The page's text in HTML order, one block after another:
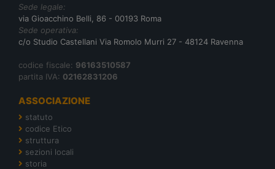
Sede legale:
via Gioacchino Belli, 86 - 00193 Roma
Sede operativa:
c/o Studio Castellani Via Romolo Murri 27 - 48124 Ravenna
codice fiscale: 96163510587
partita IVA: 02162831206
ASSOCIAZIONE
statuto
codice Etico
struttura
sezioni locali
storia